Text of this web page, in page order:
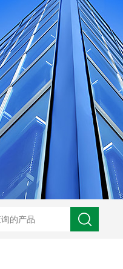
H05VVC4V5-K多芯屏蔽耐油电